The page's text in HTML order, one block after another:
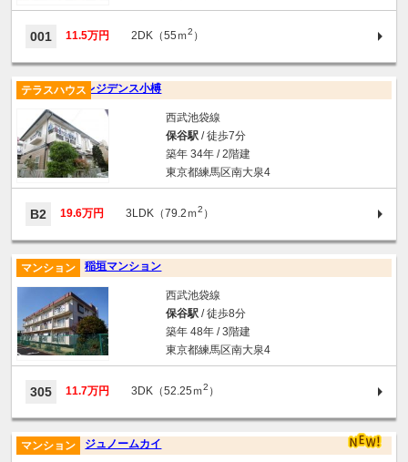
001 11.5万円 2DK（55ｍ2 ）
レジデンス小榑
テラスハウス
西武池袋線
保谷駅/ 徒歩7分
築年 34年 / 2階建
東京都練馬区南大泉4
B2 19.6万円 3LDK（79.2ｍ2 ）
稲垣マンション
マンション
西武池袋線
保谷駅/ 徒歩8分
築年 48年 / 3階建
東京都練馬区南大泉4
305 11.7万円 3DK（52.25ｍ2 ）
ジュノームカイ
マンション